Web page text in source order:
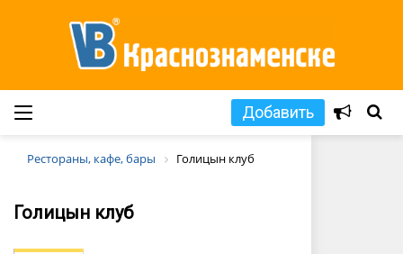
Добавить
Рестораны, кафе, бары Голицын клуб
Голицын клуб